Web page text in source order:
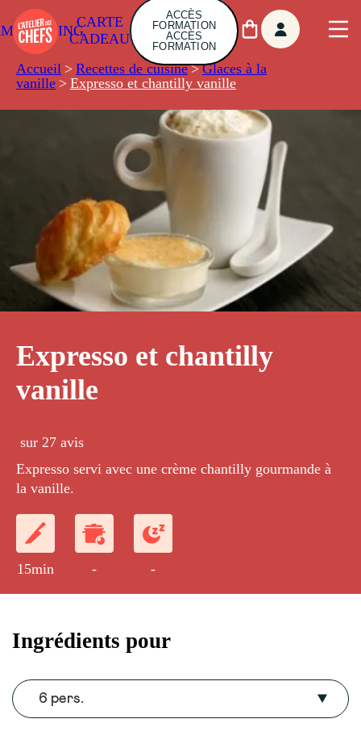
CARTE
CADEAU
ACCÈS
FORMATION
ACCÈS
FORMATION
Accueil > Recettes de cuisine > Glaces à la
vanille > Expresso et chantilly vanille
Expresso et chantilly
vanille
sur 27 avis
Expresso servi avec une crème chantilly gourmande à
la vanille.
15min - -
Ingrédients pour
6 pers.